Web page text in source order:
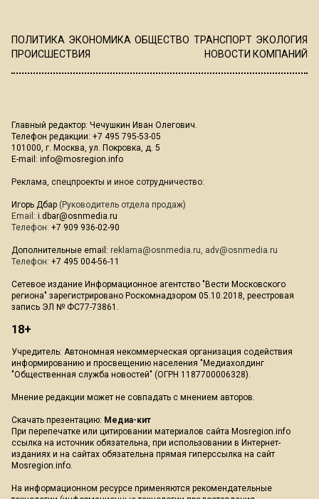
ПОЛИТИКА ЭКОНОМИКА ОБЩЕСТВО ТРАНСПОРТ ЭКОЛОГИЯ
ПРОИСШЕСТВИЯ
НОВОСТИ КОМПАНИЙ
Главный редактор: Чечушкин Иван Олегович.
Телефон редакции: +7 495 795-53-05
101000, г. Москва, ул. Покровка, д. 5
E-mail: info@mosregion.info
Реклама, спецпроекты и иное сотрудничество:
Игорь Дбар (Руководитель отдела продаж)
Email: i.dbar@osnmedia.ru
Телефон: +7 909 936-02-90
Дополнительные email: reklama@osnmedia.ru, adv@osnmedia.ru
Телефон: +7 495 004-56-11
Сетевое издание Информационное агентство "Вести Московского
региона" зарегистрировано Роскомнадзором 05.10.2018, реестровая
запись ЭЛ № ФС77-73861.
18+
Учредитель: Автономная некоммерческая организация содействия
информированию и просвещению населения "Медиахолдинг
"Общественная служба новостей" (ОГРН 1187700006328).
Мнение редакции может не совпадать с мнением авторов.
Скачать презентацию: Медиа-кит
При перепечатке или цитировании материалов сайта Mosregion.info
ссылка на источник обязательна, при использовании в Интернет-
изданиях и на сайтах обязательна прямая гиперссылка на сайт
Mosregion.info.
На информационном ресурсе применяются рекомендательные